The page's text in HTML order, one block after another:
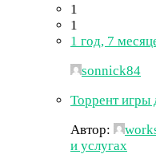
1
1
1 год, 7
sonnick84
Торрент игры
Автор:
и услугах